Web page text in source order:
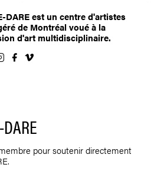
DARE est un centre d'artistes
de Montréal voué à la
d'art multidisciplinaire.
pour soutenir directement